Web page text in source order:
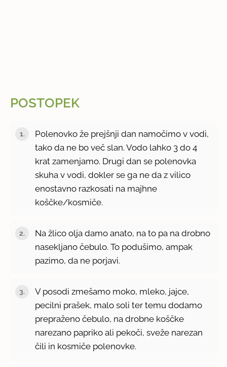
POSTOPEK
Polenovko že prejšnji dan namočimo v vodi,
tako da ne bo več slan. Vodo lahko 3 do 4
krat zamenjamo. Drugi dan se polenovka
skuha v vodi, dokler se ga ne da z vilico
enostavno razkosati na majhne
koščke/kosmiče.
Na žlico olja damo anato, na to pa na drobno
nasekljano čebulo. To podušimo, ampak
pazimo, da ne porjavi.
V posodi zmešamo moko, mleko, jajce,
pecilni prašek, malo soli ter temu dodamo
prepraženo čebulo, na drobne koščke
narezano papriko ali pekoči, sveže narezan
čili in kosmiče polenovke.